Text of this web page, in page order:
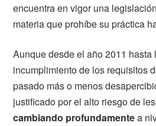
encuentra en vigor una
materia que prohíbe su práctica
Aunque desde el año 2011 hasta
incumplimiento de los requisitos
pasado más o menos
justificado por el alto riesgo de
cambiando profundamentea